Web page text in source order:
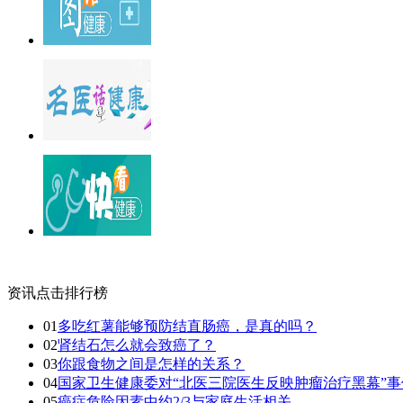
资讯点击排行榜
01 多吃红薯能够预防结直肠癌，是真的吗？
02肾结石怎么就会致癌了？
03你跟食物之间是怎样的关系？
04国家卫生健康委对“北医三院医生反映肿瘤治疗黑幕”